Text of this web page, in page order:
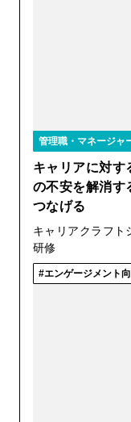
管理職・マネージャ
キャリアに対す
の不安を解消す
つなげる
キャリアクラフト
研修
エンゲージメント